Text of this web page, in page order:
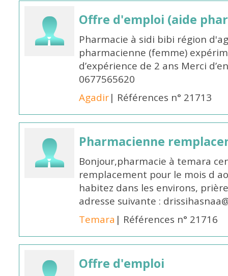
Offre d'emploi (aide
Pharmacie à sidi bibi région
pharmacienne (femme)
d’expérience de 2 ans Merci
0677565620
Agadir| Références n° 21713
Pharmacienne
Bonjour,pharmacie à temara
remplacement pour le mois d
habitez dans les environs,
adresse suivante :
Temara | Références n° 21716
Offre d'emploi